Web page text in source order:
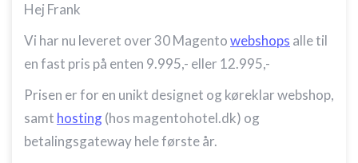
Hej Frank
Vi har nu leveret over 30 Magentowebshops alle til
en fast pris på enten 9.995,- eller 12.995,-
Prisen er for en unikt designet og køreklar webshop,
samt hosting(hos magentohotel.dk) og
betalingsgateway hele første år.